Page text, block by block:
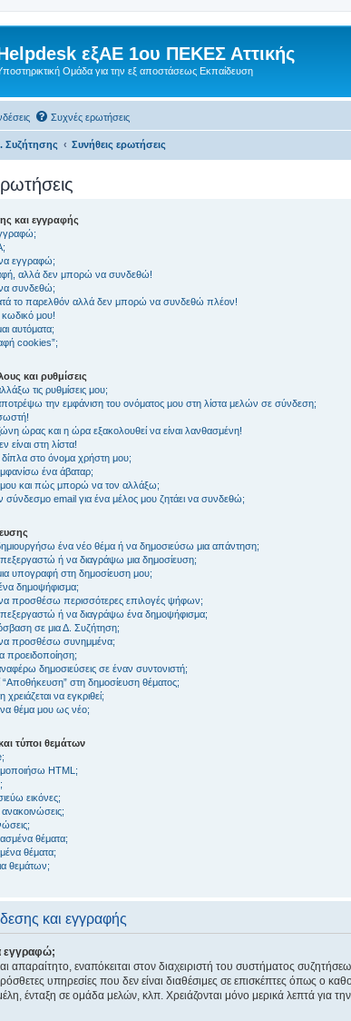
εξΑΕ 1ου ΠΕΚΕΣ Αττικής
Ομάδα για την εξ αποστάσεως Εκπαίδευση
Συχνές ερωτήσεις
Συζήτησης Συνήθεις ερωτήσεις
και εγγραφής
εγγραφώ;
αλλά δεν μπορώ να συνδεθώ!
συνδεθώ;
το παρελθόν αλλά δεν μπορώ να συνδεθώ πλέον!
μου!
αυτόματα;
cookies”;
και ρυθμίσεις
τις ρυθμίσεις μου;
την εμφάνιση του ονόματος μου στη λίστα μελών σε σύνδεση;
ώρας και η ώρα εξακολουθεί να είναι λανθασμένη!
στη λίστα!
δίπλα στο όνομα χρήστη μου;
ένα άβαταρ;
μου και πώς μπορώ να τον αλλάξω;
email για ένα μέλος μου ζητάει να συνδεθώ;
ένα νέο θέμα ή να δημοσιεύσω μια απάντηση;
ή να διαγράψω μια δημοσίευση;
υπογραφή στη δημοσίευση μου;
δημοψήφισμα;
προσθέσω περισσότερες επιλογές ψήφων;
ή να διαγράψω ένα δημοψήφισμα;
σε μια Δ. Συζήτηση;
να προσθέσω συνημμένα;
προειδοποίηση;
δημοσιεύσεις σε έναν συντονιστή;
“Αποθήκευση” στη δημοσίευση θέματος;
χρειάζεται να εγκριθεί;
θέμα μου ως νέο;
τύποι θεμάτων
HTML;
εικόνες;
ανακοινώσεις;
θέματα;
θέματα;
θεμάτων;
και εγγραφής
εγγραφώ;
απαραίτητο, εναπόκειται στον διαχειριστή του συστήματος
υπηρεσίες που δεν είναι διαθέσιμες σε επισκέπτες όπως ο
ένταξη σε ομάδα μελών, κλπ. Χρειάζονται μόνο μερικά λεπτά για